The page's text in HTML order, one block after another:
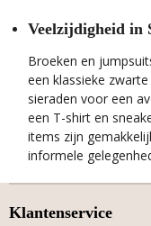
Veelzijdigheid in
Broeken en
een klassieke
sieraden voor een
een T-shirt en
items zijn
informele
Klantenservice